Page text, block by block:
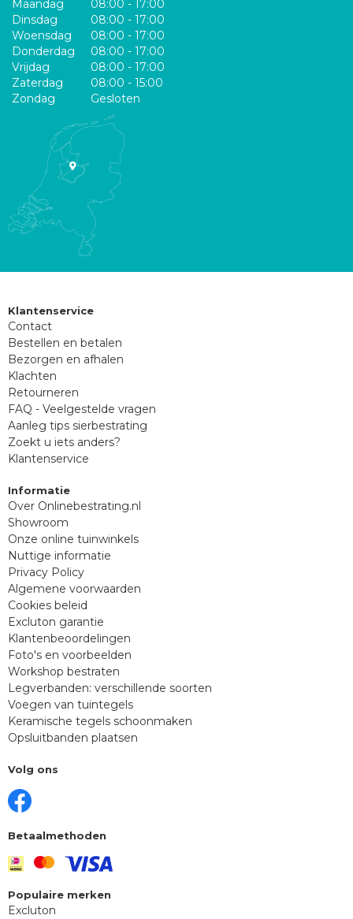
Maandag
08:00 - 17:00
Dinsdag
08:00 - 17:00
Woensdag
08:00 - 17:00
Donderdag
08:00 - 17:00
Vrijdag
08:00 - 17:00
Zaterdag
08:00 - 15:00
Zondag
Gesloten
Klantenservice
Contact
Bestellen en betalen
Bezorgen en afhalen
Klachten
Retourneren
FAQ - Veelgestelde vragen
Aanleg tips sierbestrating
Zoekt u iets anders?
Klantenservice
Informatie
Over Onlinebestrating.nl
Showroom
Onze online tuinwinkels
Nuttige informatie
Privacy Policy
Algemene voorwaarden
Cookies beleid
Excluton garantie
Klantenbeoordelingen
Foto's en voorbeelden
Workshop bestraten
Legverbanden: verschillende soorten
Voegen van tuintegels
Keramische tegels schoonmaken
Opsluitbanden plaatsen
Volg ons
Betaalmethoden
Populaire merken
Excluton